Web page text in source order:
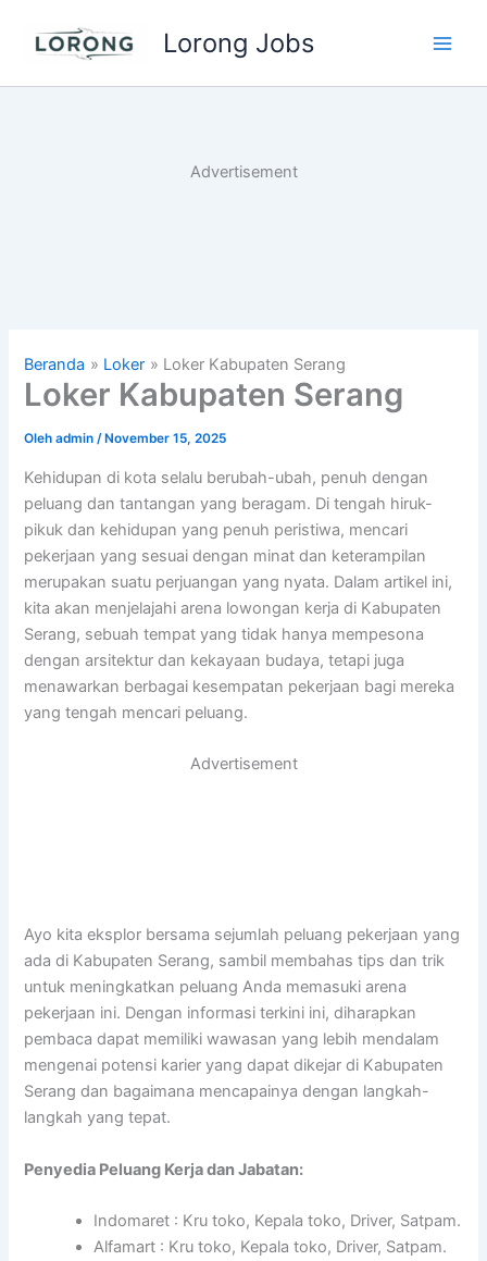
Lorong Jobs
Advertisement
Beranda Loker Loker Kabupaten Serang
Loker Kabupaten Serang
Olehadmin/ November 15, 2025
Kehidupan di kota selalu berubah-ubah, penuh dengan
peluang dan tantangan yang beragam. Di tengah hiruk-
pikuk dan kehidupan yang penuh peristiwa, mencari
pekerjaan yang sesuai dengan minat dan keterampilan
merupakan suatu perjuangan yang nyata. Dalam artikel ini,
kita akan menjelajahi arena lowongan kerja di Kabupaten
Serang, sebuah tempat yang tidak hanya mempesona
dengan arsitektur dan kekayaan budaya, tetapi juga
menawarkan berbagai kesempatan pekerjaan bagi mereka
yang tengah mencari peluang.
Advertisement
Ayo kita eksplor bersama sejumlah peluang pekerjaan yang
ada di Kabupaten Serang, sambil membahas tips dan trik
untuk meningkatkan peluang Anda memasuki arena
pekerjaan ini. Dengan informasi terkini ini, diharapkan
pembaca dapat memiliki wawasan yang lebih mendalam
mengenai potensi karier yang dapat dikejar di Kabupaten
Serang dan bagaimana mencapainya dengan langkah-
langkah yang tepat.
Penyedia Peluang Kerja dan Jabatan:
Indomaret : Kru toko, Kepala toko, Driver, Satpam.
Alfamart : Kru toko, Kepala toko, Driver, Satpam.